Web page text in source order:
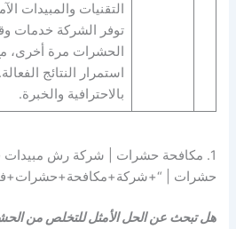
التقنيات والمبيدات
توفر الشركة خدمات
الحشرات مرة أخرى،
استمرار النتائج
بالاحترافية والخبرة.
1. مكافحة حشرات | شركة رش مبيدات
حشرات |
هل تبحث عن الحل الأمثل للتخلص من